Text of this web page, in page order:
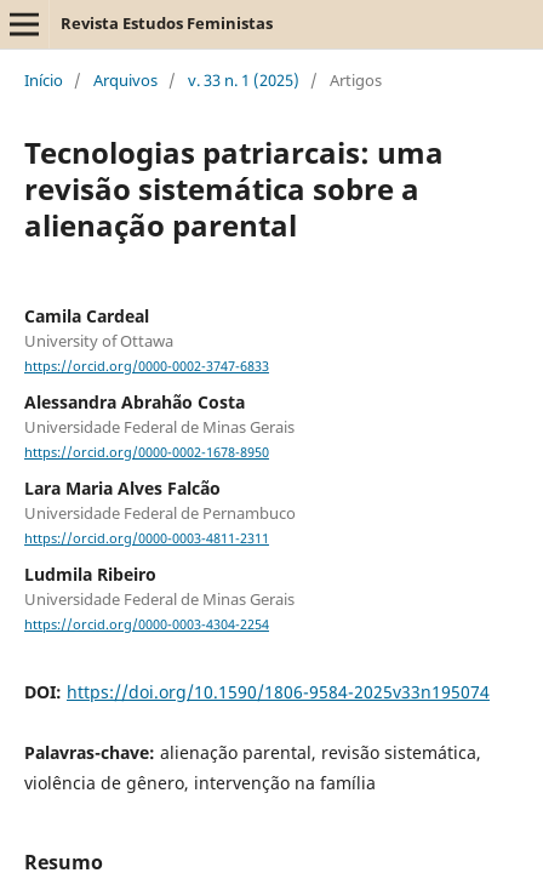
Revista Estudos Feministas
Início / Arquivos / v. 33 n. 1 (2025) / Artigos
Tecnologias patriarcais: uma
revisão sistemática sobre a
alienação parental
Camila Cardeal
University of Ottawa
https://orcid.org/0000-0002-3747-6833
Alessandra Abrahão Costa
Universidade Federal de Minas Gerais
https://orcid.org/0000-0002-1678-8950
Lara Maria Alves Falcão
Universidade Federal de Pernambuco
https://orcid.org/0000-0003-4811-2311
Ludmila Ribeiro
Universidade Federal de Minas Gerais
https://orcid.org/0000-0003-4304-2254
DOI: https://doi.org/10.1590/1806-9584-2025v33n195074
Palavras-chave: alienação parental, revisão sistemática,
violência de gênero, intervenção na família
Resumo